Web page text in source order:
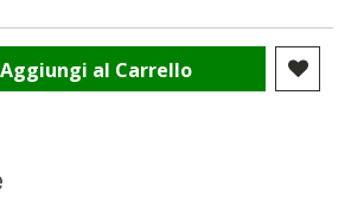
Aggiungi al Carrello